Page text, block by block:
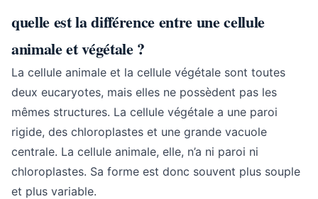
quelle est la différence entre une cellule
animale et végétale ?
La cellule animale et la cellule végétale sont toutes
deux eucaryotes, mais elles ne possèdent pas les
mêmes structures. La cellule végétale a une paroi
rigide, des chloroplastes et une grande vacuole
centrale. La cellule animale, elle, n’a ni paroi ni
chloroplastes. Sa forme est donc souvent plus souple
et plus variable.